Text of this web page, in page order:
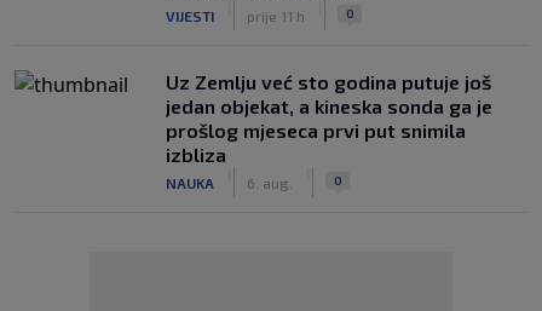
VIJESTI prije 11 h 0
Uz Zemlju već sto godina putuje još
jedan objekat, a kineska sonda ga je
prošlog mjeseca prvi put snimila
izbliza
NAUKA 6. aug. 0